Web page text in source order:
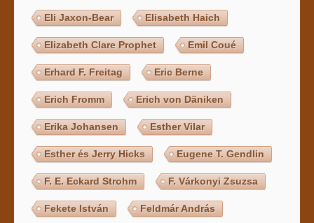
Eli Jaxon-Bear Elisabeth Haich
Elizabeth Clare Prophet Emil Coué
Erhard F. Freitag Eric Berne
Erich Fromm Erich von Däniken
Erika Johansen Esther Vilar
Esther és Jerry Hicks Eugene T. Gendlin
F. E. Eckard Strohm F. Várkonyi Zsuzsa
Fekete István Feldmár András